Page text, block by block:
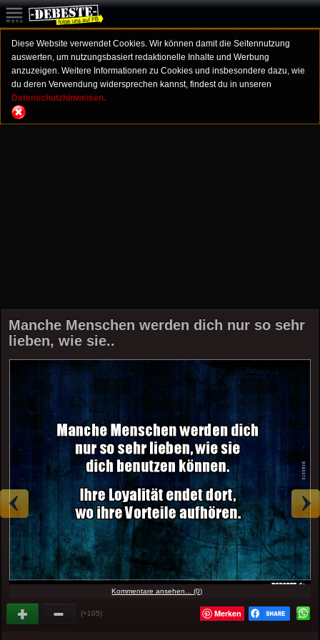
Diese Website verwendet Cookies. Wir können damit die Seitennutzung
auswerten, um nutzungsbasiert redaktionelle Inhalte und Werbung
anzuzeigen. Weitere Informationen zu Cookies und insbesondere dazu, wie
du deren Verwendung widersprechen kannst, findest du in unseren
Datenschutzhinweisen.
Manche Menschen werden dich nur so sehr
lieben, wie sie..
Kommentare ansehen... (0)
(+105) Merken